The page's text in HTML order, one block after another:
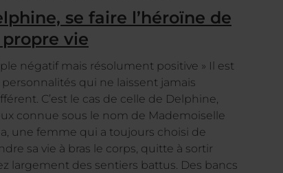
se faire l’héroïne de
propre vie
négatif mais résolument positive » Il est
personnalités qui ne laissent jamais
C’est le cas de celle de Delphine,
connue sous le nom de Mademoiselle
une femme qui a toujours choisi de
sa vie à bras le corps, quitte à sortir
largement des sentiers battus. Des bancs